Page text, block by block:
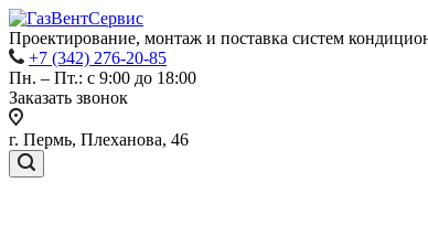
Проектирование, монтаж и поставка систем
+7 (342) 276-20-85
Пн. – Пт.: с 9:00 до 18:00
Заказать звонок
г. Пермь, Плеханова, 46